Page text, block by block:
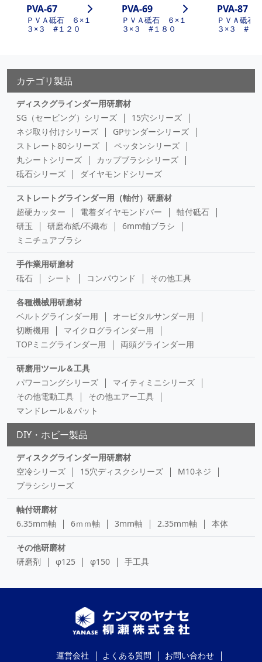
PVA-67
ＰＶＡ砥石 ６×１
３×３ #１２０
PVA-69
ＰＶＡ砥石 ６×１
３×３ #１８０
PVA-87
ＰＶＡ砥石
３×３ #１
カテゴリ製品
ディスクグラインダー用研磨材
SG（セービング）シリーズ
15穴シリーズ
ネジ取り付けシリーズ
GPサンダーシリーズ
ストレート80シリーズ
ペッタンシリーズ
丸シートシリーズ
カップブラシシリーズ
砥石シリーズ
ダイヤモンドシリーズ
ストレートグラインダー用（軸付）研磨材
超硬カッター
電着ダイヤモンドバー
軸付砥石
研玉
研磨布紙/不織布
6mm軸ブラシ
ミニチュアブラシ
手作業用研磨材
砥石
シート コンパウンド その他工具
各種機械用研磨材
ベルトグラインダー用
オービタルサンダー用
切断機用
マイクログラインダー用
TOPミニグラインダー用
両頭グラインダー用
研磨用ツール＆工具
パワーコングシリーズ
マイティミニシリーズ
その他電動工具
その他エアー工具
マンドレール＆パット
DIY・ホビー製品
ディスクグラインダー用研磨材
空冷シリーズ
15穴ディスクシリーズ
M10ネジ
ブラシシリーズ
軸付研磨材
6.35mm軸
6ｍｍ軸 3mm軸 2.35mm軸 本体
その他研磨材
研磨剤
φ125 φ150 手工具
運営会社 よくある質問 お問い合わせ